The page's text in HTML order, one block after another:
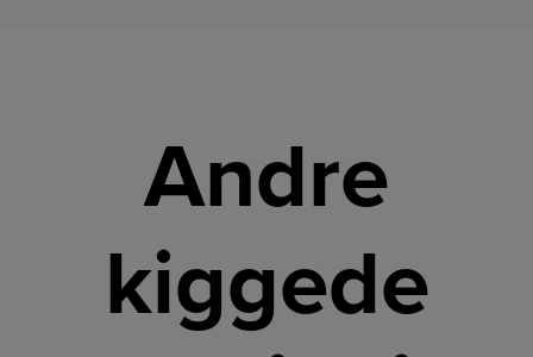
Andre
kiggede